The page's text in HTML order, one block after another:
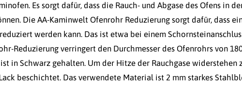
Es sorgt dafür, dass die Rauch- und Abgase des Ofens in
Die AA-Kaminwelt Ofenrohr Reduzierung sorgt dafür, dass
werden kann. Das ist etwa bei einem
Reduzierung verringert den Durchmesser des Ofenrohrs von
in Schwarz gehalten. Um der Hitze der Rauchgase widerstehen
beschichtet. Das verwendete Material ist 2 mm starkes